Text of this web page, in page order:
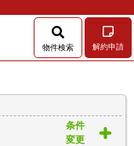
物件検索 解約申請
条件
変更